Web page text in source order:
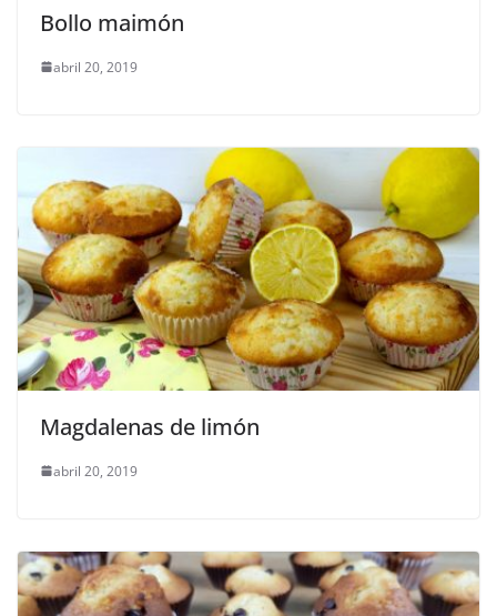
Bollo maimón
abril 20, 2019
Magdalenas de limón
abril 20, 2019